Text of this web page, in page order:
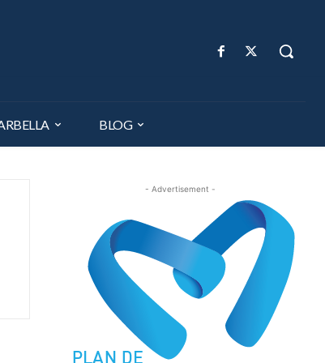
BLOG
- Advertisement -